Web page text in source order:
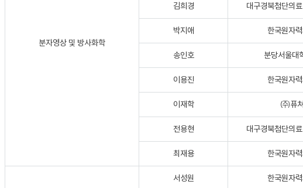
분자영상 및 방사화학
김희경 대구경북첨단의
박지애 한국원자
송인호 분당서울대
이용진 한국원자
이재학 ㈜퓨
전용현 대구경북첨단의
최재용 한국원자
서성원 한국원자